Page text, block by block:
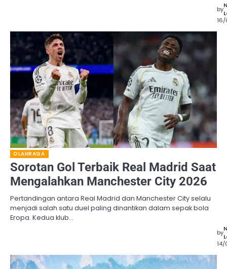
by
OLAHRAGA
Sorotan Gol Terbaik Real Madrid Saat
Mengalahkan Manchester City 2026
Pertandingan antara Real Madrid dan Manchester City selalu
menjadi salah satu duel paling dinantikan dalam sepak bola
Eropa. Kedua klub…
by